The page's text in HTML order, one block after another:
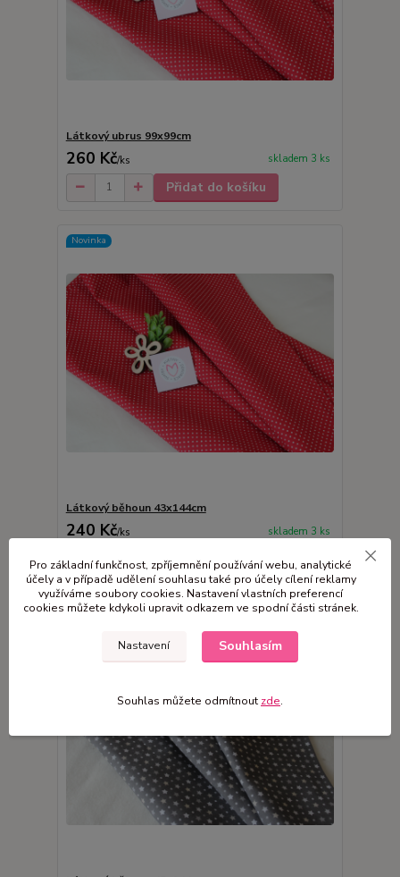
Látkový ubrus 99x99cm
260 Kč/ks skladem 3 ks
Přidat do košíku
Novinka
Látkový běhoun 43x144cm
240 Kč/ks skladem 3 ks
Přidat do košíku
Novinka
Pro základní funkčnost, zpříjemnění používání webu, analytické
účely a v případě udělení souhlasu také pro účely cílení reklamy
využíváme soubory cookies. Nastavení vlastních preferencí
cookies můžete kdykoli upravit odkazem ve spodní části stránek.
Nastavení Souhlasím
Souhlas můžete odmítnout zde.